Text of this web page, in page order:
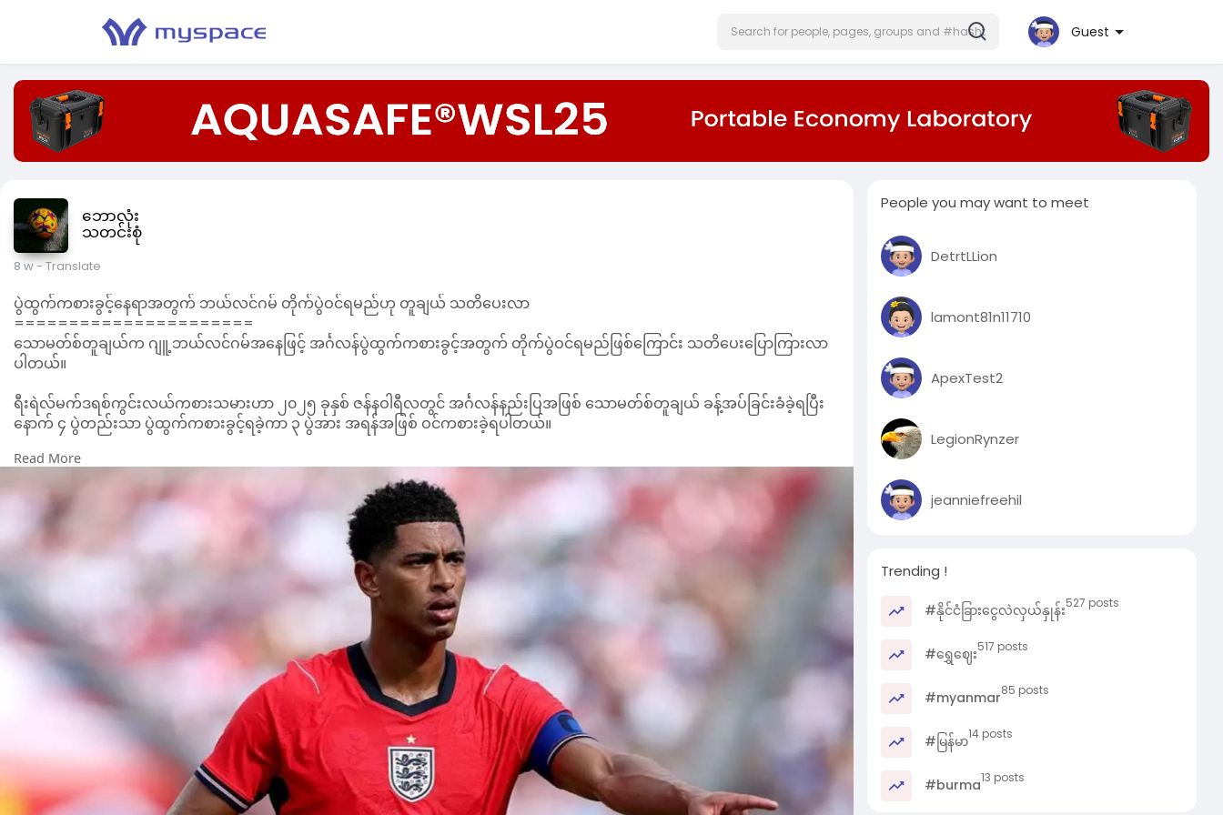
Guest
ဘောလုံး
သတင်းစုံ
8 w- Translate
ပွဲထွက်ကစားခွင့်နေရာအတွက် ဘယ်လင်ဂမ် တိုက်ပွဲဝင်ရမည်ဟု တူချယ် သတိပေးလာ
======================
သောမတ်စ်တူချယ်က ဂျူ့ဘယ်လင်ဂမ်အနေဖြင့် အင်္ဂလန်ပွဲထွက်ကစားခွင့်အတွက် တိုက်ပွဲဝင်ရမည်ဖြစ်ကြောင်း သတိပေးပြောကြားလာ
ပါတယ်။
ရီးရဲလ်မက်ဒရစ်ကွင်းလယ်ကစားသမားဟာ ၂၀၂၅ ခုနှစ် ဇန်နဝါရီလတွင် အင်္ဂလန်နည်းပြအဖြစ် သောမတ်စ်တူချယ် ခန့်အပ်ခြင်းခံခဲ့ရပြီး
နောက် ၄ ပွဲတည်းသာ ပွဲထွက်ကစားခွင့်ရခဲ့ကာ ၃ ပွဲအား အရန်အဖြစ် ဝင်ကစားခဲ့ရပါတယ်။
တူချယ်ဟာ သူ ကိုင်တွယ်တဲ့ ၁၃ ပွဲတွင် ၁၂ ပွဲအား ဗီလာရဲ့ မော်ဂန်ရိုဂျာအား အသုံးပြုခဲ့ပါတယ်။ ရိုဂျာဟာ အင်္ဂလန်ရဲ့ ကမ္ဘာ့ဖလားခြေစစ်ပွဲ
၈ ပွဲလုံး ပွဲထွက် ကစားခွင့်ရခဲ့တဲ့ တစ်ဦးတည်းသော သူလည်း ဖြစ်ပါတယ်။
ပွဲထွက်ကစားသမား ၁၁ ဦးစာရင်းတွင် ပါဝင်ရန် ဘယ်လင်ဂမ်တိုက်ပွဲဝင်ရမလားလို့ မေးမြန်းလာချိန်မှာတော့ တူချယ်က "ဟုတ်ပါတယ်။ သူ
တိုက်ပွဲဝင်ရမယ်။ သူက ပွဲထွက်ကစားခွင့်ရသူတွေထဲက တစ်ဦးပါ။ သူလည်း ပွဲထွက်ကစားခွင့်ရသူတွေထဲက တစ်ဦးဆိုတာ သိပါတယ်။
ဒါပေမဲ့ ကျွန်တော်တို့မှာ ပွဲထွက်ကစားခွင့်ရသူ ၁၄ ဦး သို့မဟုတ် ၁၅ ဦး ရှိပါတယ်။ နေရာက အမြဲတမ်းပြောင်းလဲနိုင်တယ်။ ဒါပေမဲ့ အခု
အချိန်မှာ ပွဲထွက်ကစားခွင့်ရထားသူ ၁၄ ဦး သို့မဟုတ် ၁၅ ဦး ရှိပါတယ်။ ဂျူ့လည်း အဲဒီထဲက တစ်ဦးပါ"လို့ ပြောကြားသွားပါတယ်။
ဘယ်လင်ဂမ်ဟာ ယူရို ၂၀၂၄ ပြိုင်ပွဲတုန်းက ဗိုလ်လုပွဲအထိ တက်ရောက်ခဲ့စဉ်တုန်းက ပွဲ ၇ ပွဲလုံး ပွဲထွက်ကစားခဲ့ကာ ၂၉ မိနစ်တည်းသာ
ကစားခွင့်မရခဲ့ပါဘူး။
အသက် ၂၂ နှစ်ရှိ ဘယ်လင်ဂမ်ဟာ ပုခုံးဒဏ်ရာကြောင့် စက်တင်ဘာ ကမ္ဘာ့ဖလားခြေစစ်ပွဲ ၂ ပွဲကို လွဲခဲ့သလို လတ်ဗီးယားနှင့် ခြေစစ်ပွဲ
အတွက် အောက်တိုဘာလစခန်းသွင်းလေ့ကျင့်မှုတွင် မပါဝင်ခဲ့ပါဘူး။
သူဟာ နိုဝင်ဘာလတွင် အင်္ဂလန်အသင်းမှာ ပြန်လည် ရွေးချယ်ခံလာရပေမဲ့ တံကောက်ကြောဒဏ်ရာကြောင့် ခြေစမ်းပွဲများကို လွဲခဲ့ပါတယ်။
Read More
People you may want to meet
DetrtLLion
lamont81n11710
ApexTest2
LegionRynzer
jeanniefreehil
Trending !
#နိုင်ငံခြားငွေလဲလှယ်နှုန်း527 posts
#ရွှေဈေး517 posts
#myanmar85 posts
#မြန်မာ14 posts
#burma13 posts